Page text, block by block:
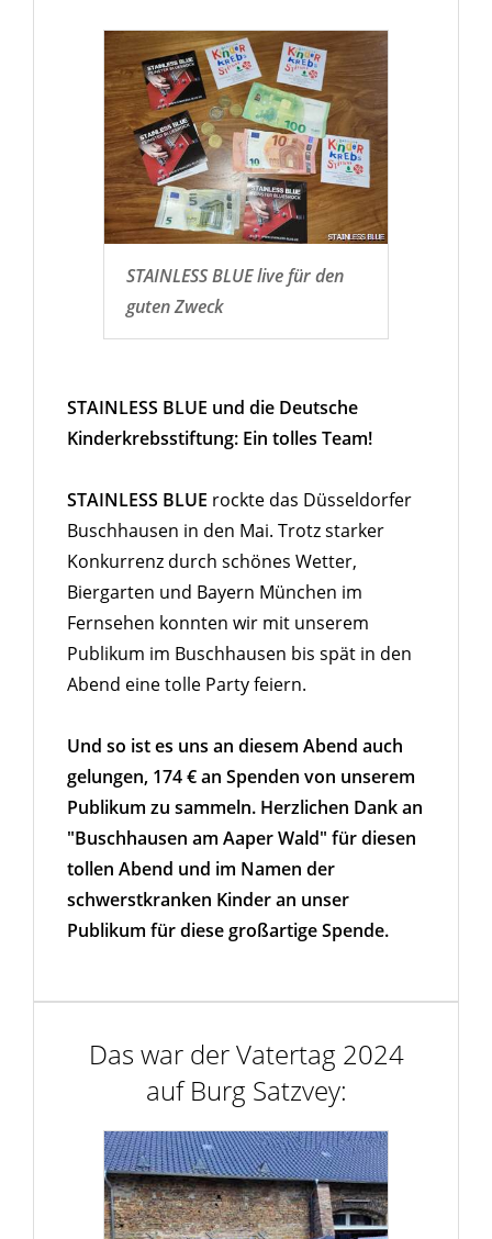
STAINLESS BLUE live für den
guten Zweck
STAINLESS BLUE und die Deutsche
Kinderkrebsstiftung: Ein tolles Team!
STAINLESS BLUE rockte das Düsseldorfer
Buschhausen in den Mai. Trotz starker
Konkurrenz durch schönes Wetter,
Biergarten und Bayern München im
Fernsehen konnten wir mit unserem
Publikum im Buschhausen bis spät in den
Abend eine tolle Party feiern.
Und so ist es uns an diesem Abend auch
gelungen, 174 € an Spenden von unserem
Publikum zu sammeln. Herzlichen Dank an
"Buschhausen am Aaper Wald" für diesen
tollen Abend und im Namen der
schwerstkranken Kinder an unser
Publikum für diese großartige Spende.
Das war der Vatertag 2024
auf Burg Satzvey: